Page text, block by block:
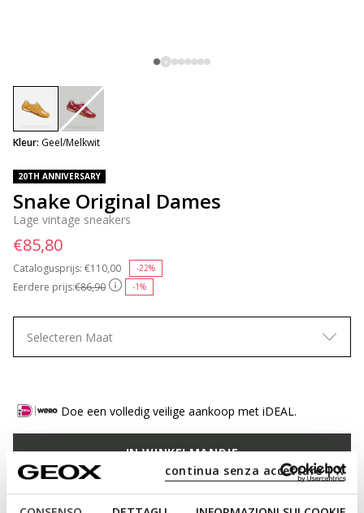
continua senza accettare | X
20TH ANNIVERSARY
Snake Original Dames
Lage vintage sneakers
Eerdere prijs:€86,90 -1%
Catalogusprijs: Price reduced from
€110,00 -22%
€85,80
Kleur: Geel/Melkwit
selected
Selecteren Maat
Doe een volledig veilige aankoop met iDEAL.
IN WINKELMANDJE
ZOEKEN IN WINKEL